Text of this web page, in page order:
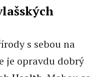
s sebou na
je opravdu dobrý